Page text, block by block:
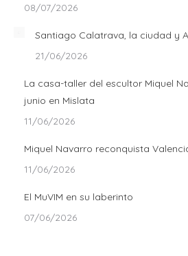
08/07/2026
Santiago Calatrava, la ciudad y
21/06/2026
La casa-taller del escultor Miquel
junio en Mislata
11/06/2026
Miquel Navarro reconquista
11/06/2026
El MuVIM en su laberinto
07/06/2026